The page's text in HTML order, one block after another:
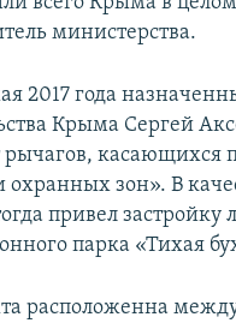
министерства.
2017 года
Крыма Сергей
рычагов, касающихся
охранных зон». В
привел
парка «Тихая
расположенна